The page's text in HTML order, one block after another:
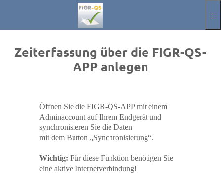
Spring til hovedindholdet
Aftryk
Annoncere
Zeiterfassung über die FIGR-QS-
APP anlegen
Öffnen Sie die FIGR-QS-APP mit einem
Adminaccount auf Ihrem Endgerät und
synchronisieren Sie die Daten
mit dem Button „Synchronisierung“.
Wichtig: Für diese Funktion benötigen Sie
eine aktive Internetverbindung!